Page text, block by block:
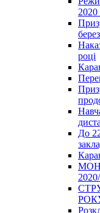
2020
році
До
МОН